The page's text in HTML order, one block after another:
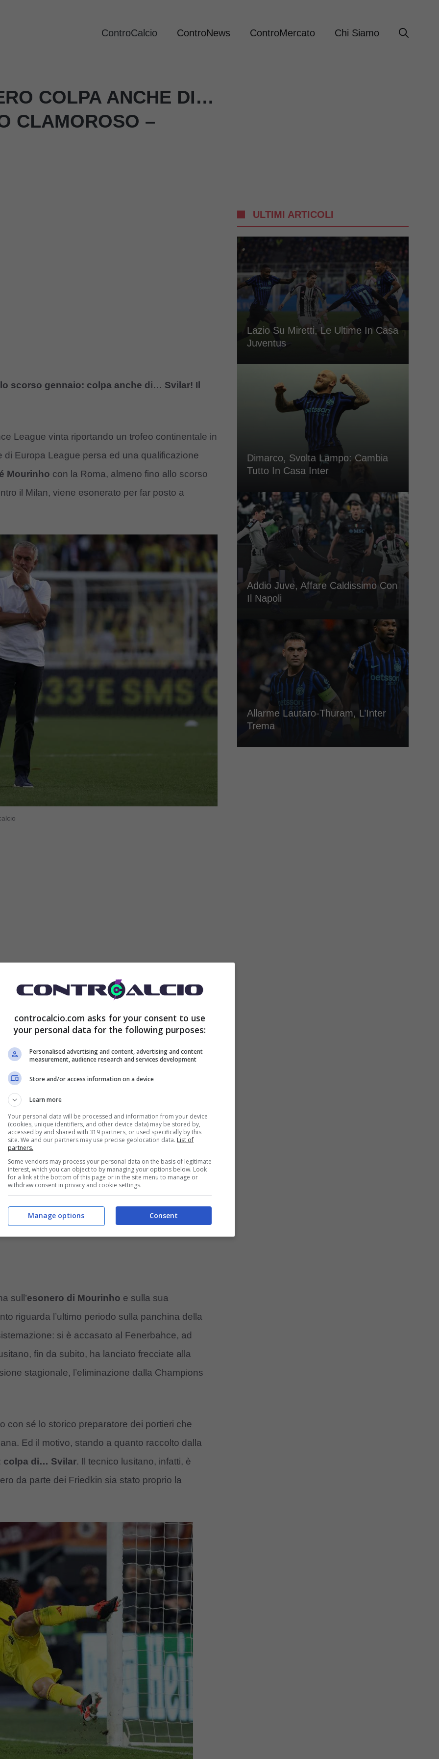
ControCalcio ControNews ControMercato Chi Siamo
COLPA ANCHE DI…
CLAMOROSO –
scorso gennaio: colpa anche di… Svilar! Il
League vinta riportando un trofeo continentale in
Europa League persa ed una qualificazione
Mourinho con la Roma, almeno fino allo scorso
il Milan, viene esonerato per far posto a
è stata presa bene dai tifosi che addirittura
con cori, striscioni e quant’altro. Una vera
lusitano tanto amato, anche perché in
come la Conference League.
più che positiva visti anche i risultati:
un soffio e semifinale di Europa League
Leverkusen nel penultimo atto.
sull’esonero di Mourinho
sull’esonero di Mourinho e sulla sua
riguarda l’ultimo periodo sulla panchina della
si è accasato al Fenerbahce, ad
fin da subito, ha lanciato frecciate alla
stagionale, l’eliminazione dalla Champions
con sé lo storico preparatore dei portieri che
Ed il motivo, stando a quanto raccolto dalla
colpa di… Svilar. Il tecnico lusitano, infatti, è
da parte dei Friedkin sia stato proprio la
ULTIMI ARTICOLI
Lazio Su Miretti, Le Ultime In Casa
Juventus
Dimarco, Svolta Lampo: Cambia
Tutto In Casa Inter
Addio Juve, Affare Caldissimo Con
Il Napoli
Allarme Lautaro-Thuram, L’Inter
Trema
controcalcio.com asks for your consent to use
your personal data for the following purposes:
Personalised advertising and content, advertising and content
measurement, audience research and services development
Store and/or access information on a device
Learn more
Your personal data will be processed and information from your device
(cookies, unique identifiers, and other device data) may be stored by,
accessed by and shared with 319 partners, or used specifically by this
site. We and our partners may use precise geolocation data. List of
partners.
Some vendors may process your personal data on the basis of legitimate
interest, which you can object to by managing your options below. Look
for a link at the bottom of this page or in the site menu to manage or
withdraw consent in privacy and cookie settings.
Consent
Manage options